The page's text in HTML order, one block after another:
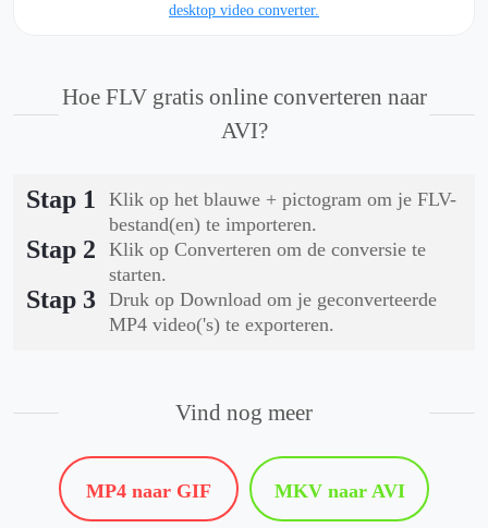
desktop video converter.
Hoe FLV gratis online converteren naar
AVI?
Stap 1
Klik op het blauwe + pictogram om je FLV-
bestand(en) te importeren.
Stap 2
Klik op Converteren om de conversie te
starten.
Stap 3
Druk op Download om je geconverteerde
MP4 video('s) te exporteren.
Vind nog meer
MP4 naar GIF MKV naar AVI